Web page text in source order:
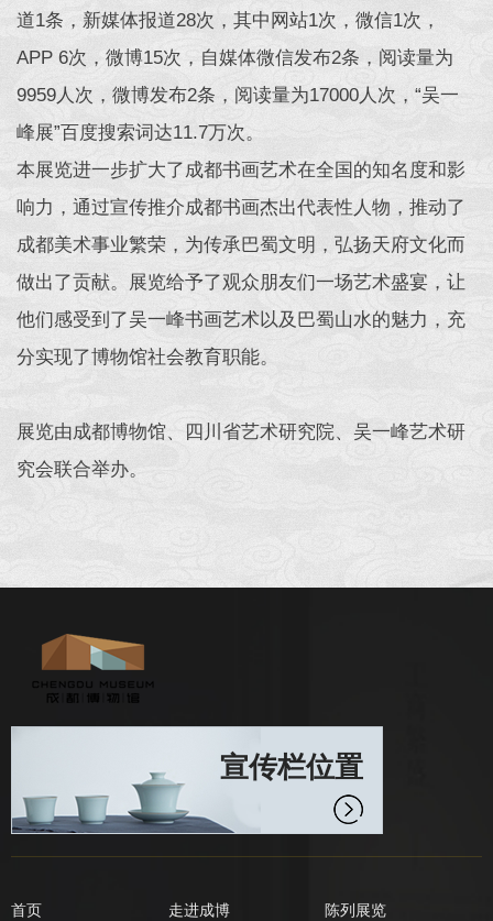
道1条，新媒体报道28次，其中网站1次，微信1次，
APP 6次，微博15次，自媒体微信发布2条，阅读量为
9959人次，微博发布2条，阅读量为17000人次，“吴一
峰展”百度搜索词达11.7万次。
本展览进一步扩大了成都书画艺术在全国的知名度和影
响力，通过宣传推介成都书画杰出代表性人物，推动了
成都美术事业繁荣，为传承巴蜀文明，弘扬天府文化而
做出了贡献。展览给予了观众朋友们一场艺术盛宴，让
他们感受到了吴一峰书画艺术以及巴蜀山水的魅力，充
分实现了博物馆社会教育职能。
展览由成都博物馆、四川省艺术研究院、吴一峰艺术研
究会联合举办。
宣传栏位置
首页 走进成博 陈列展览